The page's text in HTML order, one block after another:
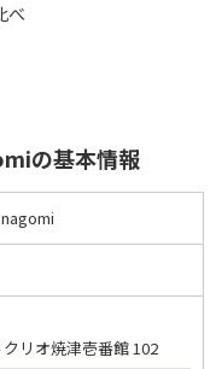
べ
の基本情報
リオ焼津壱番館 102